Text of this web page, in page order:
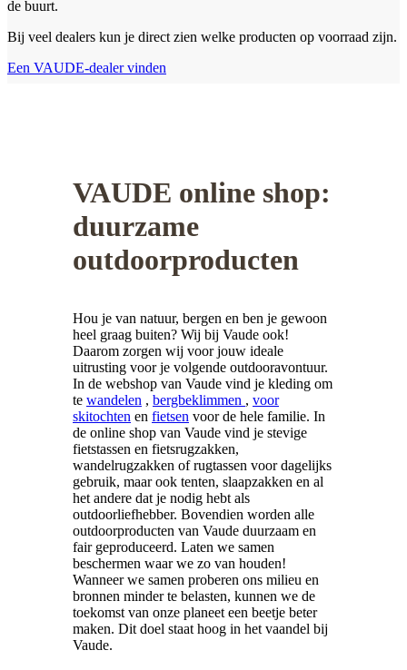
de buurt.
Bij veel dealers kun je direct zien welke producten op voorraad zijn.
Een VAUDE-dealer vinden
VAUDE online shop:
duurzame
outdoorproducten
Hou je van natuur, bergen en ben je gewoon
heel graag buiten? Wij bij Vaude ook!
Daarom zorgen wij voor jouw ideale
uitrusting voor je volgende outdooravontuur.
In de webshop van Vaude vind je kleding om
te wandelen , bergbeklimmen , voor
skitochten en fietsen voor de hele familie. In
de online shop van Vaude vind je stevige
fietstassen en fietsrugzakken,
wandelrugzakken of rugtassen voor dagelijks
gebruik, maar ook tenten, slaapzakken en al
het andere dat je nodig hebt als
outdoorliefhebber. Bovendien worden alle
outdoorproducten van Vaude duurzaam en
fair geproduceerd. Laten we samen
beschermen waar we zo van houden!
Wanneer we samen proberen ons milieu en
bronnen minder te belasten, kunnen we de
toekomst van onze planeet een beetje beter
maken. Dit doel staat hoog in het vaandel bij
Vaude.